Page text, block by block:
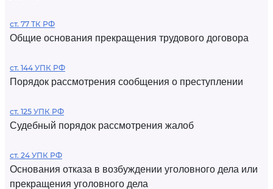
ст. 77 ТК РФ
Общие основания прекращения трудового договора
ст. 144 УПК РФ
Порядок рассмотрения сообщения о преступлении
ст. 125 УПК РФ
Судебный порядок рассмотрения жалоб
ст. 24 УПК РФ
Основания отказа в возбуждении уголовного дела или
прекращения уголовного дела